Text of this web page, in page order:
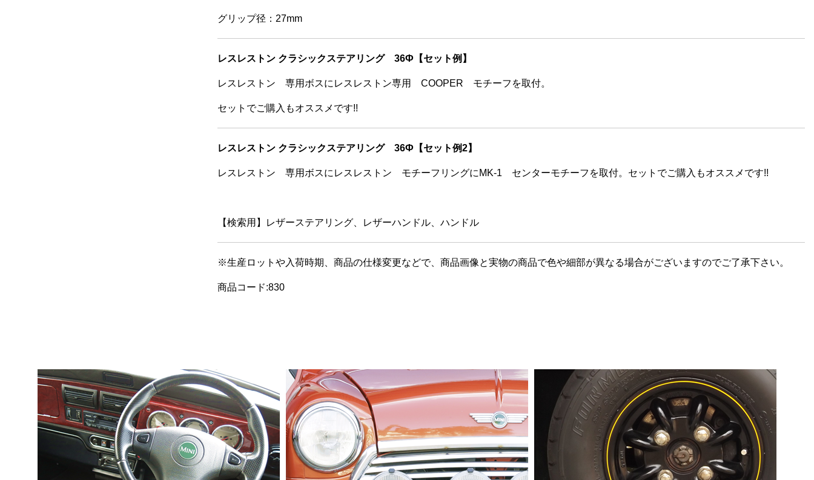
グリップ径：27mm
レスレストン クラシックステアリング 36Ф【セット例】
レスレストン 専用ボスにレスレストン専用 COOPER モチーフを取付。
セットでご購入もオススメです!!
レスレストン クラシックステアリング 36Ф【セット例2】
レスレストン 専用ボスにレスレストン モチーフリングにMK-1 センターモチーフを取付。セットでご購入もオススメです!!
【検索用】レザーステアリング、レザーハンドル、ハンドル
※生産ロットや入荷時期、商品の仕様変更などで、商品画像と実物の商品で色や細部が異なる場合がございますのでご了承下さい。
商品コード:830